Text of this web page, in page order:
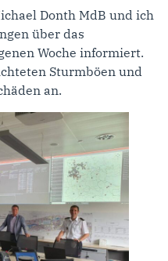
Donth MdB und ich
über das
Woche informiert.
Sturmböen und
an.